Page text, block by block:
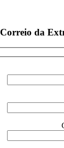
Correio da